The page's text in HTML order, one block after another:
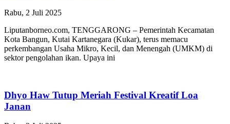
Rabu, 2 Juli 2025
Liputanborneo.com, TENGGARONG – Pemerintah Kecamatan
Kota Bangun, Kutai Kartanegara (Kukar), terus memacu
perkembangan Usaha Mikro, Kecil, dan Menengah (UMKM) di
sektor pengolahan ikan. Upaya ini
Dhyo Haw Tutup Meriah Festival Kreatif Loa
Janan